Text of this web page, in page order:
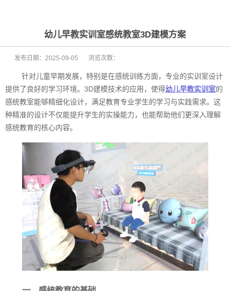
健康养老
幼儿早教实训室感统教室3D建模方案
发布日期： 2025-09-05 浏览次数：
针对儿童早期发展，特别是在感统训练方面，专业的实训室设计
提供了良好的学习环境。3D建模技术的应用，使得幼儿早教实训室的
感统教室能够精细化设计，满足教育专业学生的学习与实践需求。这
种精准的设计不仅能提升学生的实操能力，也能帮助他们更深入理解
感统教育的核心内容。